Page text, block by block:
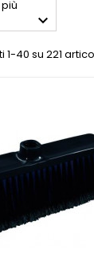

1-40 su 221